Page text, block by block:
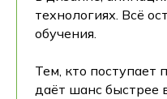
технологиях. Всё
обучения.
Тем, кто поступает
даёт шанс быстрее